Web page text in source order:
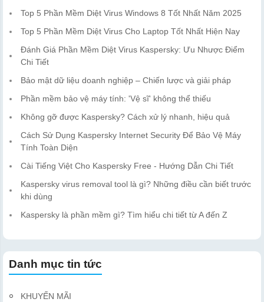
Top 5 Phần Mềm Diệt Virus Windows 8 Tốt Nhất Năm 2025
Top 5 Phần Mềm Diệt Virus Cho Laptop Tốt Nhất Hiện Nay
Đánh Giá Phần Mềm Diệt Virus Kaspersky: Ưu Nhược Điểm
Chi Tiết
Bảo mật dữ liệu doanh nghiệp – Chiến lược và giải pháp
Phần mềm bảo vệ máy tính: 'Vệ sĩ' không thể thiếu
Không gỡ được Kaspersky? Cách xử lý nhanh, hiệu quả
Cách Sử Dụng Kaspersky Internet Security Để Bảo Vệ Máy
Tính Toàn Diện
Cài Tiếng Việt Cho Kaspersky Free - Hướng Dẫn Chi Tiết
Kaspersky virus removal tool là gì? Những điều cần biết trước
khi dùng
Kaspersky là phần mềm gì? Tìm hiểu chi tiết từ A đến Z
Danh mục tin tức
KHUYẾN MÃI